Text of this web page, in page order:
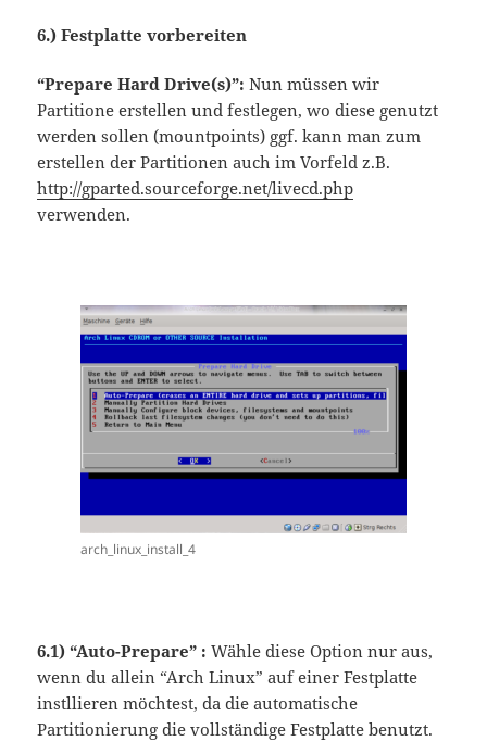
6.) Festplatte vorbereiten
“Prepare Hard Drive(s)”: Nun müssen wir
Partitione erstellen und festlegen, wo diese genutzt
werden sollen (mountpoints) ggf. kann man zum
erstellen der Partitionen auch im Vorfeld z.B.
http://gparted.sourceforge.net/livecd.php
verwenden.
arch_linux_install_4
6.1) “Auto-Prepare” : Wähle diese Option nur aus,
wenn du allein “Arch Linux” auf einer Festplatte
instllieren möchtest, da die automatische
Partitionierung die vollständige Festplatte benutzt.